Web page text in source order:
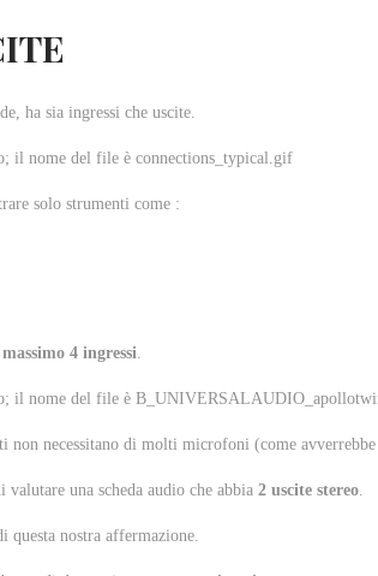
ha sia ingressi che uscite.
solo strumenti come :
massimo 4 ingressi.
non necessitano di molti microfoni (come
una scheda audio che abbia 2 uscite stereo.
questa nostra affermazione.